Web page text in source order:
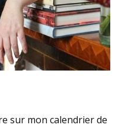
sur mon calendrier de